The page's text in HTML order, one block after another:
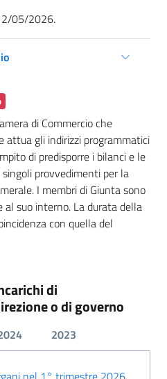
05/2026.
di Commercio che
attua gli indirizzi programmatici
di predisporre i bilanci e le
provvedimenti per la
I membri di Giunta sono
suo interno. La durata della
con quella del
di
o di governo
2023